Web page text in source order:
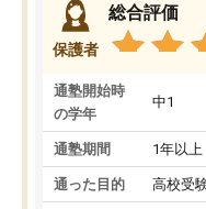
保護者
総合評価
通塾開始時
の学年
中1
通塾期間 1年以上
通った目的 高校受